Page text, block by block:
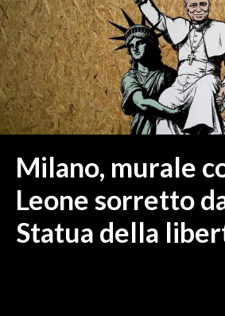
ORISTANO E PROVINCIA
SASSARI E PROVINCIA
GALLURA
NUORO E PROVINCIA
OGLIASTRA
ITALIA
MONDO
Milano, murale
Leone sorretto
Statua della